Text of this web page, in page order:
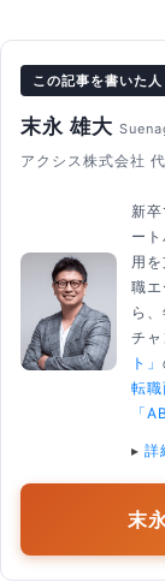
この記事を書いた人
末永 雄大
アクシス株式会社
新
ー
用
職
ら
チ
ト」
転職
「
▸ 詳
末